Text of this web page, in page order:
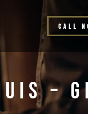
C a l l n
–